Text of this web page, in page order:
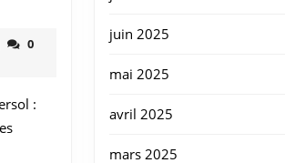
0
:
juin 2025
mai 2025
avril 2025
mars 2025